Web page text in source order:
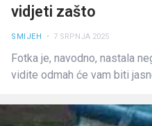
vidjeti zašto
SMIJEH • 7 SRPNJA 2025
Fotka je, navodno, nastala
vidite odmah će vam biti